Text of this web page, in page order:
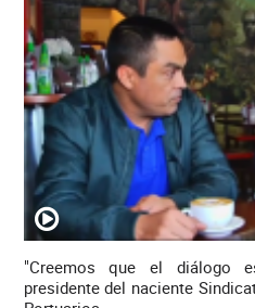
"Creemos que el diálogo
presidente del naciente